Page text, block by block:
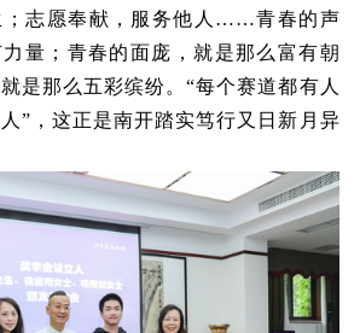
；志愿奉献，服务他人……青春的声
量；青春的面庞，就是那么富有朝
是那么五彩缤纷。“每个赛道都有人
”，这正是南开踏实笃行又日新月异